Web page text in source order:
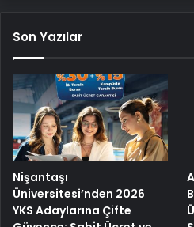
Nişantaşı
Üniversitesi’nden 2026
YKS Adaylarına Çifte
Güvence: Sabit Ücret ve
Kesintisiz Burs